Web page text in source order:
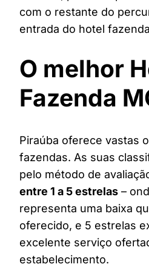
com o restante do
entrada do hotel
O melhor
Fazenda
Piraúba oferece vastas
fazendas. As suas
pelo método de
entre 1 a 5 estrelas –
representa uma baixa
oferecido, e 5 estrelas
excelente serviço
estabelecimento.